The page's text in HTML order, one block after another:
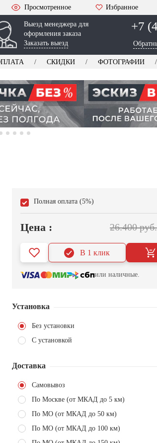
Просмотренное Избранное
Выезд менеджера для
оформления заказа
Заказать выезд
+7
СКИДКИ ФОТОГРАФИИ
Полная оплата (5%)
Цена : 26.400 руб.
В 1 клик
или наличные.
Установка
Без установки
С установкой
Доставка
Самовывоз
По Москве (от МКАД до 5 км)
По МО (от МКАД до 50 км)
По МО (от МКАД до 100 км)